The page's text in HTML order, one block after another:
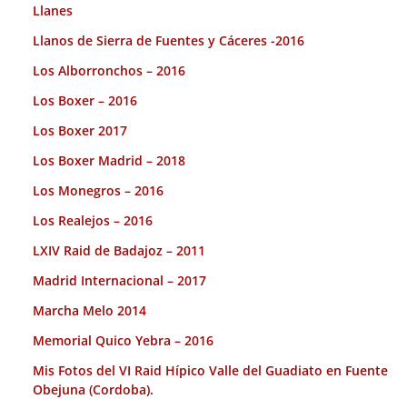
Llanes
Llanos de Sierra de Fuentes y Cáceres -2016
Los Alborronchos – 2016
Los Boxer – 2016
Los Boxer 2017
Los Boxer Madrid – 2018
Los Monegros – 2016
Los Realejos – 2016
LXIV Raid de Badajoz – 2011
Madrid Internacional – 2017
Marcha Melo 2014
Memorial Quico Yebra – 2016
Mis Fotos del VI Raid Hípico Valle del Guadiato en Fuente
Obejuna (Cordoba).